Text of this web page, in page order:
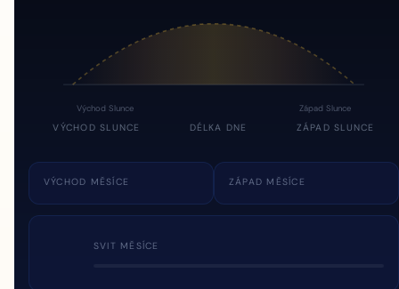
Východ Slunce Západ Slunce
VÝCHOD SLUNCE DÉLKA DNE ZÁPAD SLUNCE
VÝCHOD MĚSÍCE ZÁPAD MĚSÍCE
SVIT MĚSÍCE